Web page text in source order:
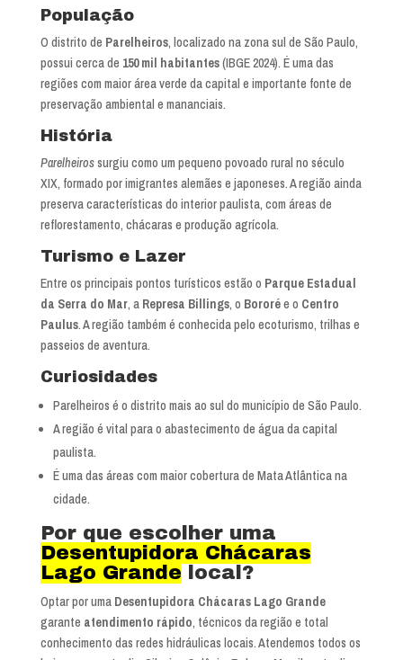
População
O distrito de Parelheiros, localizado na zona sul de São Paulo,
possui cerca de 150 mil habitantes(IBGE 2024). É uma das
regiões com maior área verde da capital e importante fonte de
preservação ambiental e mananciais.
História
Parelheirossurgiu como um pequeno povoado rural no século
XIX, formado por imigrantes alemães e japoneses. A região ainda
preserva características do interior paulista, com áreas de
reflorestamento, chácaras e produção agrícola.
Turismo e Lazer
Entre os principais pontos turísticos estão o Parque Estadual
da Serra do Mar, a Represa Billings, o Bororée o Centro
Paulus. A região também é conhecida pelo ecoturismo, trilhas e
passeios de aventura.
Curiosidades
Parelheiros é o distrito mais ao sul do município de São Paulo.
A região é vital para o abastecimento de água da capital
paulista.
É uma das áreas com maior cobertura de Mata Atlântica na
cidade.
Por que escolher uma
Desentupidora Chácaras
Lago Grande local?
Optar por uma Desentupidora Chácaras Lago Grande
garante atendimento rápido, técnicos da região e total
conhecimento das redes hidráulicas locais. Atendemos todos os